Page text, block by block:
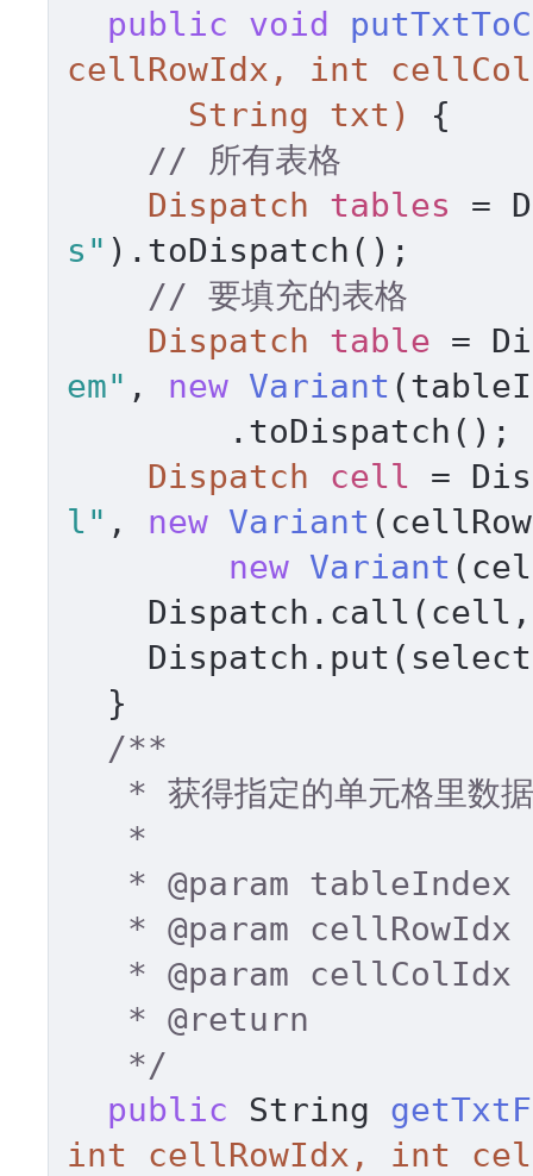
public
void
cellRowIdx, int
      String txt)
{
// 所有表格
Dispatch
tables =
s" ).toDispatch();
// 要填充的表格
Dispatch
table =
em" , new Variant
Dispatch
cell =
l" , new Variant
new Variant
/**
   *
@param tableIndex
   *
@param cellRowIdx
   *
@param cellColIdx
   *
@return
   */
public String
int cellRowIdx, int